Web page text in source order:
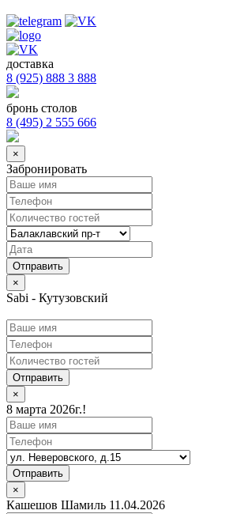
доставка
8 (925) 888 3 888
бронь столов
8 (495) 2 555 666
×
Забронировать
×
Sabi - Кутузовский
Отправить
×
8 марта 2026г.!
Отправить
×
Кашешов Шамиль 11.04.2026